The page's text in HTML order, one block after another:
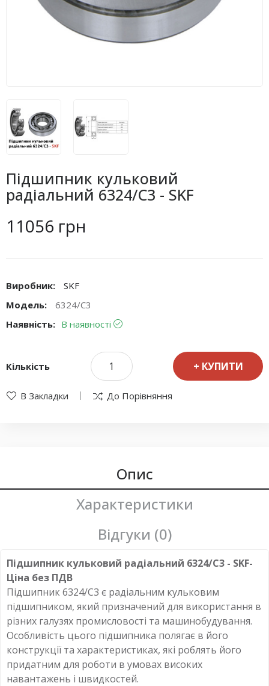
Підшипник кульковий
радіальний 6324/C3 - SKF
11056 грн
Виробник:
SKF
Модель:
6324/C3
Наявність: В наявності
Кількість КУПИТИ
В Закладки До Порівняння
Опис
Характеристики
Відгуки (0)
Підшипник кульковий радіальний 6324/C3 - SKF-
Ціна без ПДВ
Підшипник 6324/C3 є радіальним кульковим
підшипником, який призначений для використання в
різних галузях промисловості та машинобудування.
Особливість цього підшипника полягає в його
конструкції та характеристиках, які роблять його
придатним для роботи в умовах високих
навантажень і швидкостей.